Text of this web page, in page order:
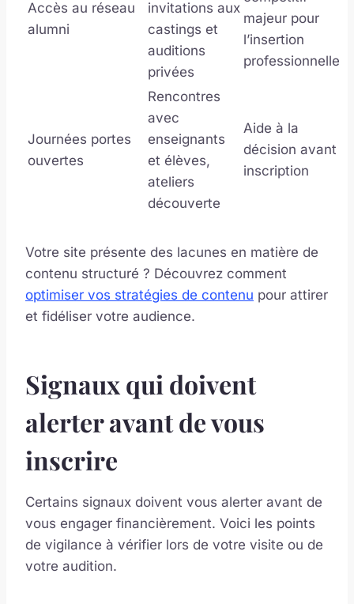
Accès au réseau
alumni
invitations aux
castings et
auditions
privées
majeur pour
l’insertion
professionnelle
Journées portes
ouvertes
Rencontres
avec
enseignants
et élèves,
ateliers
découverte
Aide à la
décision avant
inscription
Votre site présente des lacunes en matière de
contenu structuré ? Découvrez comment
optimiser vos stratégies de contenu pour attirer
et fidéliser votre audience.
Signaux qui doivent
alerter avant de vous
inscrire
Certains signaux doivent vous alerter avant de
vous engager financièrement. Voici les points
de vigilance à vérifier lors de votre visite ou de
votre audition.